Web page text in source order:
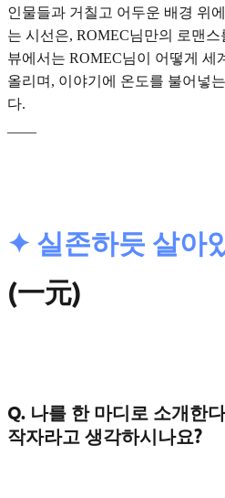
인물들과 거칠고 어두운 배경 위
는 시선은, ROMEC님만의 로맨
뷰에서는 ROMEC님이 어떻게 세
올리며, 이야기에 온도를 불어넣
다.
✦ 실존하듯 살아
(一元)
Q. 나를 한 마디로 소개한
작자라고 생각하시나요?